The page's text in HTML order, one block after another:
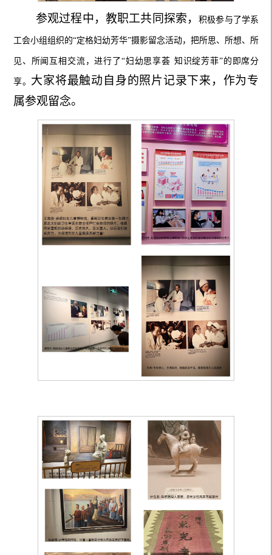
参观过程中， 教职工共同探索，积极参与了学系
工会小组组织的“定格妇幼芳华”摄影留念活动，把所思、所想、所
见、所闻互相交流，进行了“妇幼思享荟 知识绽芳菲”的 即席分
享。 大家将最触动自身的照片记录下来， 作为专
属参观留念。